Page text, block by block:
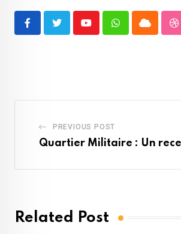
YoutubeWhatsappCloud
PREVIOUS POST
Quartier Militaire : Un
Related Post